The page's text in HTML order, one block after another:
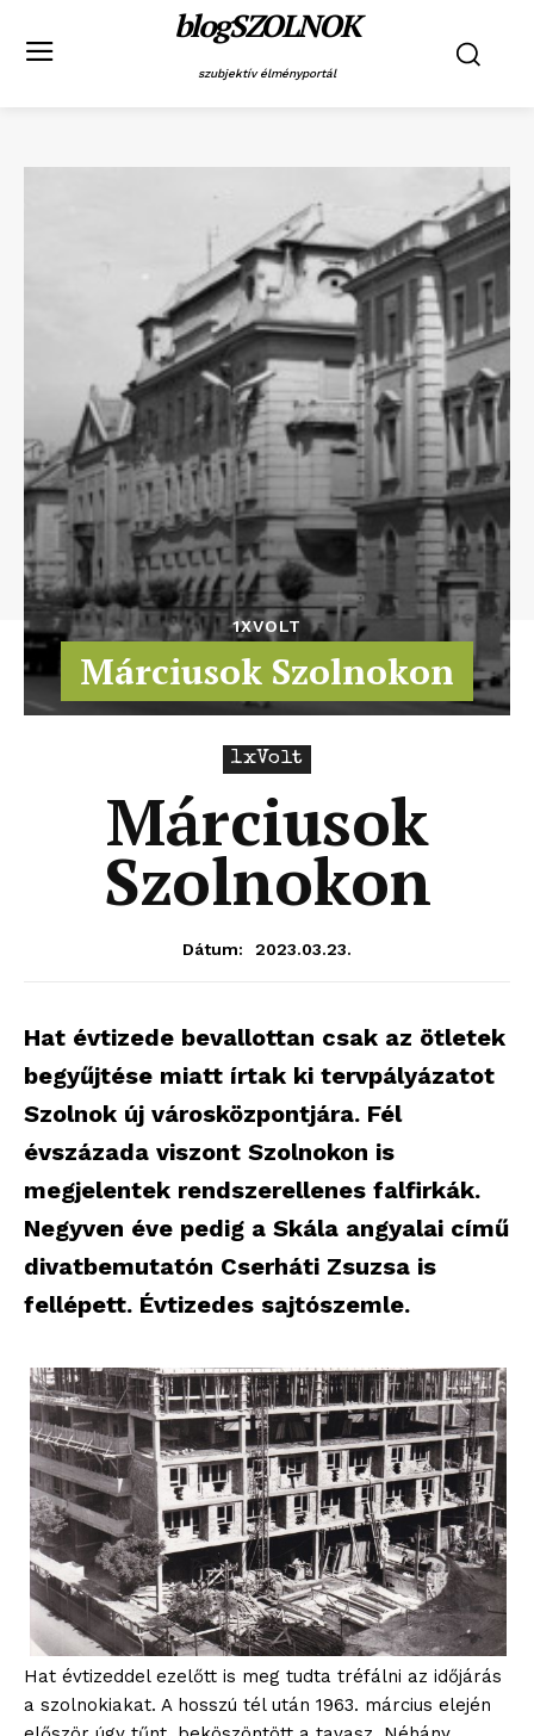
blogSZOLNOK
szubjektív élményportál
1XVOLT
Márciusok Szolnokon
1xVolt
Márciusok
Szolnokon
Dátum: 2023.03.23.
Hat évtizede bevallottan csak az ötletek
begyűjtése miatt írtak ki tervpályázatot
Szolnok új városközpontjára. Fél
évszázada viszont Szolnokon is
megjelentek rendszerellenes falfirkák.
Negyven éve pedig a Skála angyalai című
divatbemutatón Cserháti Zsuzsa is
fellépett. Évtizedes sajtószemle.
Hat évtizeddel ezelőtt is meg tudta tréfálni az időjárás
a szolnokiakat. A hosszú tél után 1963. március elején